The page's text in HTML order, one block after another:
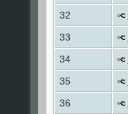
32
33
34
35
36